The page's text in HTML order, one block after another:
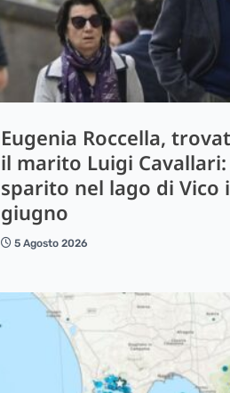
Eugenia Roccella,
il marito Luigi
sparito nel lago di Vico
giugno
5 Agosto 2026